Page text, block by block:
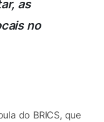
as
no
do BRICS, que